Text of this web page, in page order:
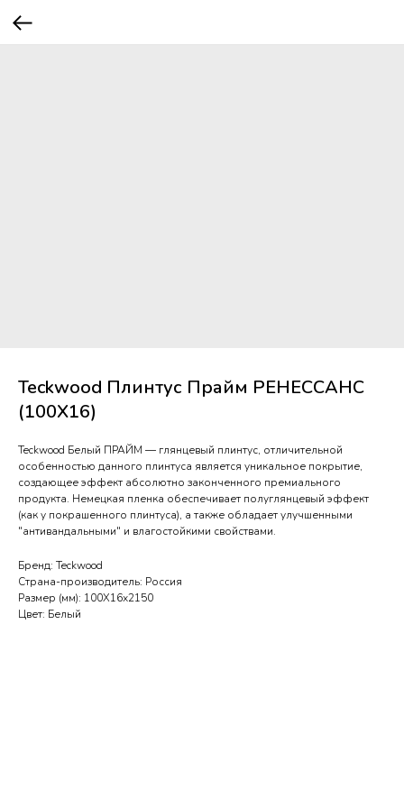
Teckwood Плинтус Прайм РЕНЕССАНС
(100Х16)
Teckwood Белый ПРАЙМ — глянцевый плинтус, отличительной
особенностью данного плинтуса является уникальное покрытие,
создающее эффект абсолютно законченного премиального
продукта. Немецкая пленка обеспечивает полуглянцевый эффект
(как у покрашенного плинтуса), а также обладает улучшенными
"антивандальными" и влагостойкими свойствами.
Бренд: Teckwood
Страна-производитель: Россия
Размер (мм): 100Х16х2150
Цвет: Белый